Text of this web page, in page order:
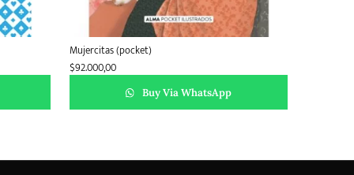
Mujercitas (pocket)
$92.000,00
Buy Via WhatsApp